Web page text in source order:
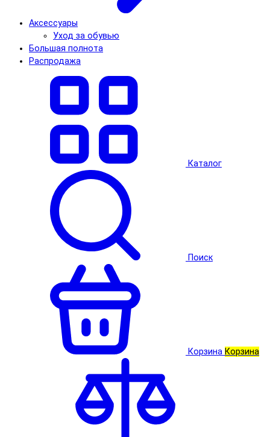
Аксессуары
Уход за обувью
Большая полнота
Распродажа
Каталог
Поиск
Корзина Корзина